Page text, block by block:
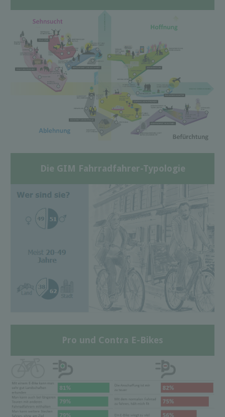
Die GIM Fahrradfahrer-Typologie
Pro und Contra E-Bikes